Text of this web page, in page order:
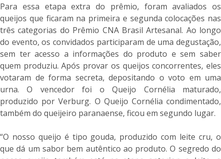
Para essa etapa extra do prêmio, foram avaliados os
queijos que ficaram na primeira e segunda colocações nas
três categorias do Prêmio CNA Brasil Artesanal. Ao longo
do evento, os convidados participaram de uma degustação,
sem ter acesso a informações do produto e sem saber
quem produziu. Após provar os queijos concorrentes, eles
votaram de forma secreta, depositando o voto em uma
urna. O vencedor foi o Queijo Cornélia maturado,
produzido por Verburg. O Queijo Cornélia condimentado,
também do queijeiro paranaense, ficou em segundo lugar.
“O nosso queijo é tipo gouda, produzido com leite cru, o
que dá um sabor bem autêntico ao produto. O segredo do